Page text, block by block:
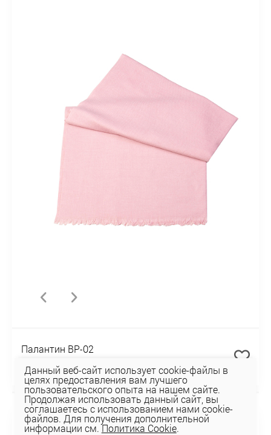
Палантин BP-02
39,06 руб
Данный веб-сайт использует cookie-файлы в
целях предоставления вам лучшего
пользовательского опыта на нашем сайте.
Продолжая использовать данный сайт, вы
соглашаетесь с использованием нами cookie-
файлов. Для получения дополнительной
информации см.Политика Cookie.